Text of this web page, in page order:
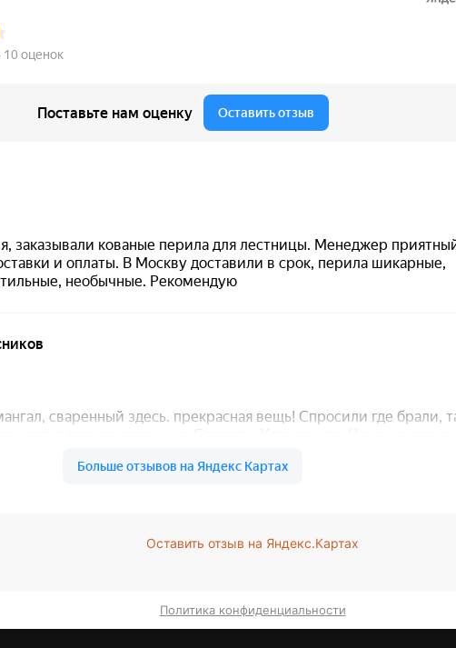
Оставить отзыв на Яндекс.Картах
Политика конфиденциальности